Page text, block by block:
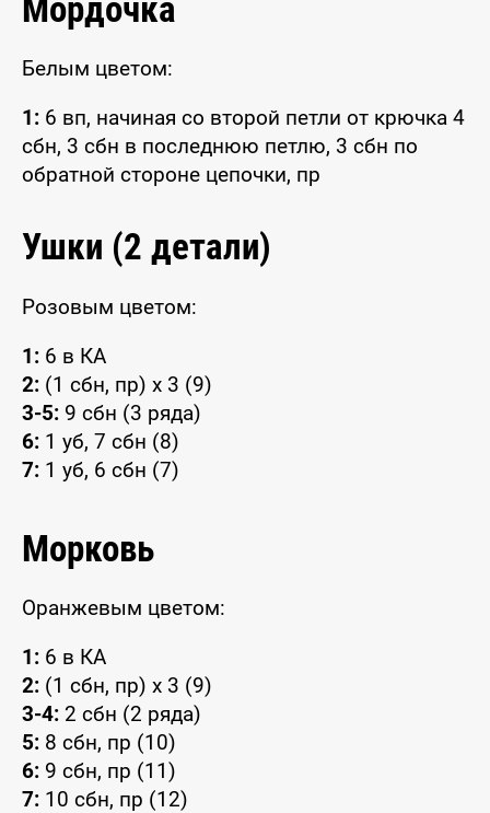
Мордочка
Белым цветом:
1: 6 вп, начиная со второй петли от крючка 4
сбн, 3 сбн в последнюю петлю, 3 сбн по
обратной стороне цепочки, пр
Ушки (2 детали)
Розовым цветом:
1: 6 в КА
2: (1 сбн, пр) x 3 (9)
3-5: 9 сбн (3 ряда)
6: 1 уб, 7 сбн (8)
7: 1 уб, 6 сбн (7)
Морковь
Оранжевым цветом:
1: 6 в КА
2: (1 сбн, пр) x 3 (9)
3-4: 2 сбн (2 ряда)
5: 8 сбн, пр (10)
6: 9 сбн, пр (11)
7: 10 сбн, пр (12)